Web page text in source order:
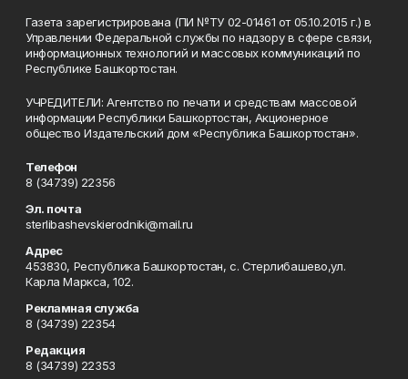
Газета зарегистрирована (ПИ №ТУ 02-01461 от 05.10.2015 г.) в
Управлении Федеральной службы по надзору в сфере связи,
информационных технологий и массовых коммуникаций по
Республике Башкортостан.
УЧРЕДИТЕЛИ: Агентство по печати и средствам массовой
информации Республики Башкортостан, Акционерное
общество Издательский дом «Республика Башкортостан».
Телефон
8 (34739) 22356
Эл. почта
sterlibashevskierodniki@mail.ru
Адрес
453830, Республика Башкортостан, c. Стерлибашево,ул.
Карла Маркса, 102.
Рекламная служба
8 (34739) 22354
Редакция
8 (34739) 22353